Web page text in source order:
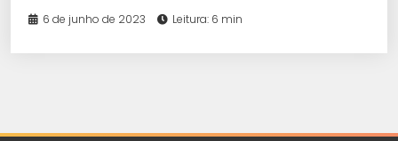
6 de junho de 2023 Leitura: 6 min